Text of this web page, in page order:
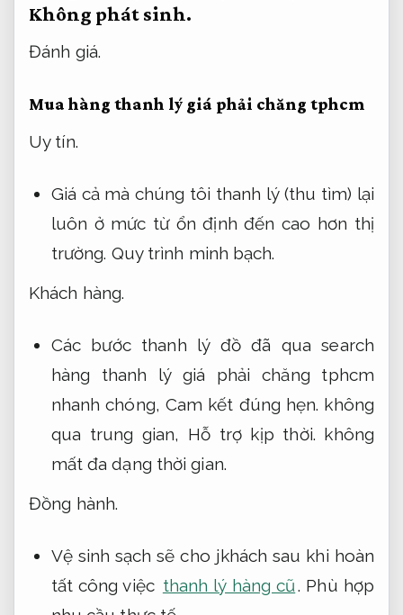
Không phát sinh.
Đánh giá.
Mua hàng thanh lý giá phải chăng tphcm
Uy tín.
Giá cả mà chúng tôi thanh lý (thu tìm) lại
luôn ở mức từ ổn định đến cao hơn thị
trường. Quy trình minh bạch.
Khách hàng.
Các bước thanh lý đồ đã qua search
hàng thanh lý giá phải chăng tphcm
nhanh chóng, Cam kết đúng hẹn. không
qua trung gian, Hỗ trợ kịp thời. không
mất đa dạng thời gian.
Đồng hành.
Vệ sinh sạch sẽ cho jkhách sau khi hoàn
tất công việc thanh lý hàng cũ. Phù hợp